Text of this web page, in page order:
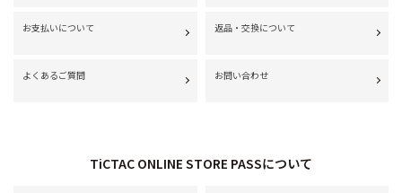
お支払いについて 返品・交換について
よくあるご質問 お問い合わせ
TiCTAC ONLINE STORE PASSについて